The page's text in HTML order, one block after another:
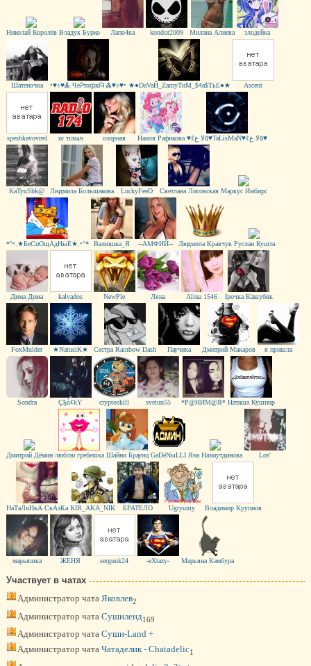
Николай Королёв Владук Бурко Лапо4ка kоndor2009 Милана Алиева злодейка
Шатеночка •♥∻♥Ꮬ ЧеᎮтоჶкᗩ Ꮬ♥∻♥• ★●DaVaЙ_ZamyТиM_$4a$TьЕ●★ Ascent
speshkavovred ᴅᴊ тᴜмᴀɴ озорная Наиля Рафикова ♥ℓ٥ﻻ ﻉ♥TaLisMaN♥ℓ٥ﻻ ﻉ♥
KaTyuShk@ Людмила Большакова LuckyFeeD Светлана Лисовская Маркус Имбирс
*°•.★БеСпОщАдНыЕ★.•°* Валюшка_Я --АМФИЙ-- Людмила Кравчук Руслан Кушта
Дима Дима kalvados NewPle Ляна Alina 1546 Ірочка Кашубяк
FoxMulder ★NatusiK★ Сестра Rainbow Dash Паучиха Дмитрий Макаров я пришла
Sondra Çђů¢kƳ cryptoskill svetun55 *Р@НИМ@Я* Наташа Кушнир
Дмитрий Дёмин люблю гребешка Шайни Браунц GaDёNыLLI Яна Назмутдинова Los'
НаТаЛиНкА СкАзКа KIR_AKA_NIK БРАТЕЛО Ugryumy Владимир Крупнов
марьяшка ЖEНЯ sergunk24 -eXtazy- Марьяна Камбура
Участвует в чатах
Администратор чата Яковлев2
Администратор чата Сушиленд169
Администратор чата Суши-Land +
Администратор чата Чатаделик - Chatadelic1